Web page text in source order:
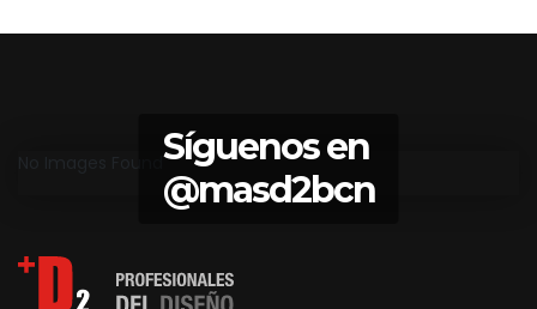
Síguenos en
@masd2bcn